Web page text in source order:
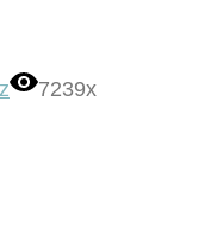
7239x